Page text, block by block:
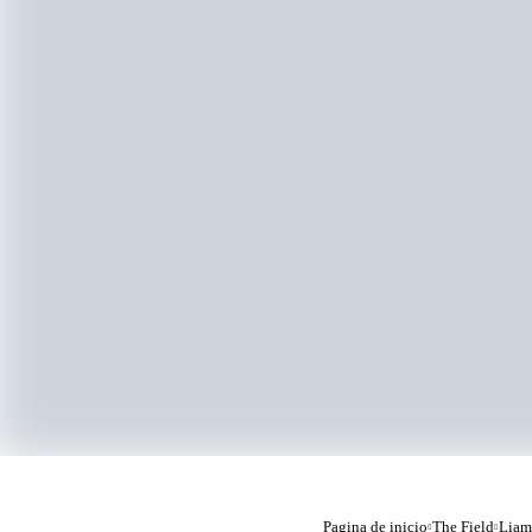
Pagina de inicio The Field